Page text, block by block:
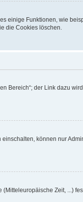
einige Funktionen, wie
die Cookies löschen.
Bereich“; der Link dazu
können nur
Zeit, ...)